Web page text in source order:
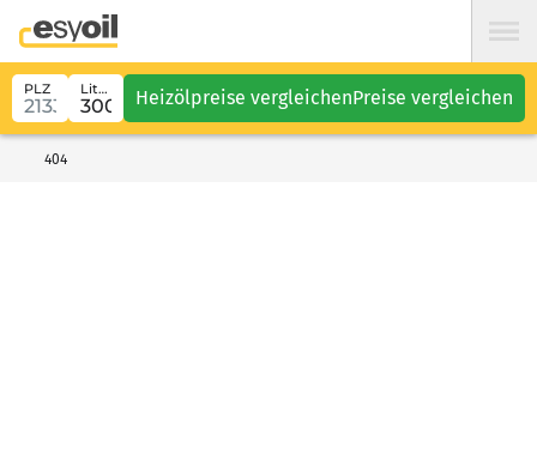
PLZ Liter Heizölpreise vergleichenPreise vergleichen
404